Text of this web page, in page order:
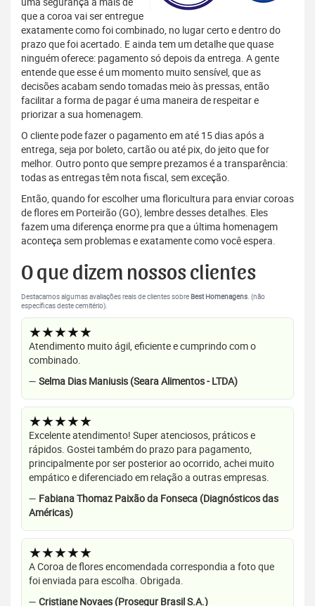
que a coroa vai ser entregue
exatamente como foi combinado, no lugar certo e dentro do
prazo que foi acertado. E ainda tem um detalhe que quase
ninguém oferece: pagamento só depois da entrega. A gente
entende que esse é um momento muito sensível, que as
decisões acabam sendo tomadas meio às pressas, então
facilitar a forma de pagar é uma maneira de respeitar e
priorizar a sua homenagem.
O cliente pode fazer o pagamento em até 15 dias após a
entrega, seja por boleto, cartão ou até pix, do jeito que for
melhor. Outro ponto que sempre prezamos é a transparência:
todas as entregas têm nota fiscal, sem exceção.
Então, quando for escolher uma floricultura para enviar coroas
de flores em Porteirão (GO), lembre desses detalhes. Eles
fazem uma diferença enorme pra que a última homenagem
aconteça sem problemas e exatamente como você espera.
O que dizem nossos clientes
Destacamos algumas avaliações reais de clientes sobre Best Homenagens. (não
específicas deste cemitério).
★★★★★
Atendimento muito ágil, eficiente e cumprindo com o
combinado.
— Selma Dias Maniusis (Seara Alimentos - LTDA)
★★★★★
Excelente atendimento! Super atenciosos, práticos e
rápidos. Gostei também do prazo para pagamento,
principalmente por ser posterior ao ocorrido, achei muito
empático e diferenciado em relação a outras empresas.
— Fabiana Thomaz Paixão da Fonseca (Diagnósticos das
Américas)
★★★★★
A Coroa de flores encomendada correspondia a foto que
foi enviada para escolha. Obrigada.
— Cristiane Novaes (Prosegur Brasil S.A.)